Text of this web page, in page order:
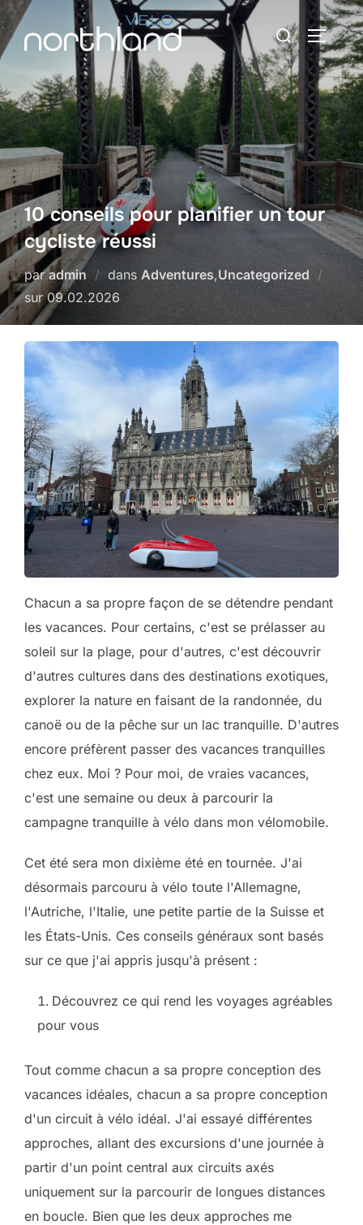
Skip
to
content
Recherche
de
:
10 conseils pour planifier un tour
cycliste réussi
paradmin dans Adventures,Uncategorized
surPublié
le
09.02.2026
Chacun a sa propre façon de se détendre pendant
les vacances. Pour certains, c'est se prélasser au
soleil sur la plage, pour d'autres, c'est découvrir
d'autres cultures dans des destinations exotiques,
explorer la nature en faisant de la randonnée, du
canoë ou de la pêche sur un lac tranquille. D'autres
encore préfèrent passer des vacances tranquilles
chez eux. Moi ? Pour moi, de vraies vacances,
c'est une semaine ou deux à parcourir la
campagne tranquille à vélo dans mon vélomobile.
Cet été sera mon dixième été en tournée. J'ai
désormais parcouru à vélo toute l'Allemagne,
l'Autriche, l'Italie, une petite partie de la Suisse et
les États-Unis. Ces conseils généraux sont basés
sur ce que j'ai appris jusqu'à présent :
Découvrez ce qui rend les voyages agréables
pour vous
Tout comme chacun a sa propre conception des
vacances idéales, chacun a sa propre conception
d'un circuit à vélo idéal. J'ai essayé différentes
approches, allant des excursions d'une journée à
partir d'un point central aux circuits axés
uniquement sur la parcourir de longues distances
en boucle. Bien que les deux approches me